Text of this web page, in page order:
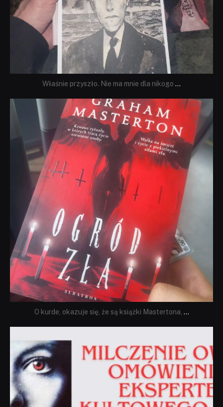
Właśnie przyszło. Nie ma mnie dla nikogo ...
dobryhorror
Sie 23
O kurde, okazuje się, że są książki Mastertona, ...